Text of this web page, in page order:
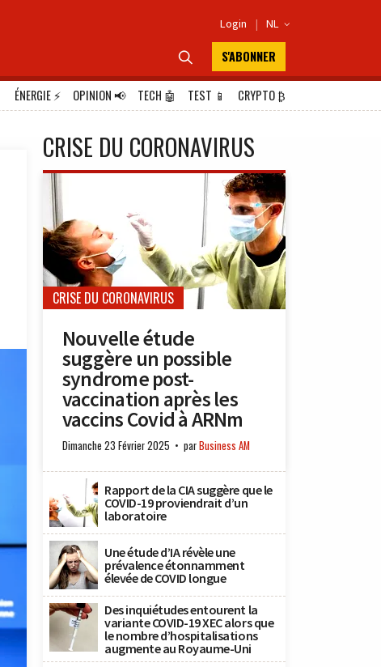
Login | NL 
 S'ABONNER
ÉNERGIE⚡ OPINION📢 TECH 🤖 TEST 📱 CRYPTO₿
CRISE DU CORONAVIRUS
CRISE DU CORONAVIRUS
Nouvelle étude
suggère un possible
syndrome post-
vaccination après les
vaccins Covid à ARNm
Dimanche 23 Février 2025 parBusiness AM
Rapport de la CIA suggère que le
COVID-19 proviendrait d’un
laboratoire
Une étude d’IA révèle une
prévalence étonnamment
élevée de COVID longue
Des inquiétudes entourent la
variante COVID-19 XEC alors que
le nombre d’hospitalisations
augmente au Royaume-Uni